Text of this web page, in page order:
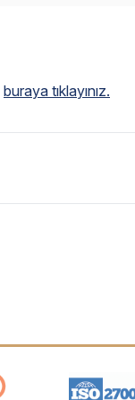
buraya tıklayınız.